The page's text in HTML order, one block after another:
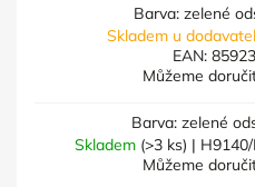
Barva: zelené
Skladem u
EAN:
Můžeme
Barva: zelené
Skladem (>3 ks) |
Můžeme